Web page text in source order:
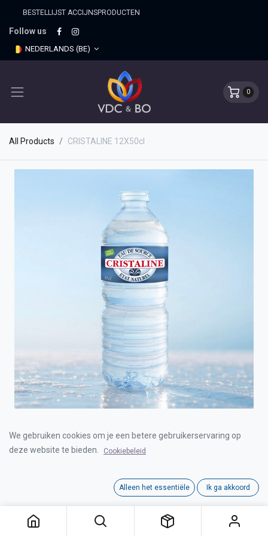
BESTELLIJST ACCIJNSPRO​DUCTEN
Follow us
NEDERLANDS (BE)
0
All Products CRISTALINE 12X50cl
Interne referentie: D1201005
We gebruiken cookies om je een betere gebruikerservaring op
deze website te bieden.
Cookiebeleid
Alleen het essentiële Ik ga akkoord